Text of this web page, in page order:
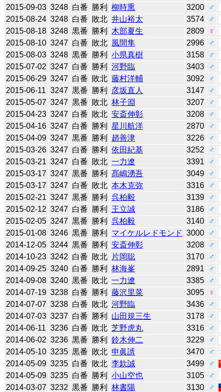
2015-09-03 3248 白番 勝利 柳時熏 3200
♂
2015-08-24 3248 白番 敗北 井山裕太 3574
♂
2015-08-18 3248 黒番 勝利 木部夏生 2809
♀
2015-08-10 3247 白番 敗北 風間隼 2996
♂
2015-08-03 3248 黒番 勝利 小県真樹 3158
♂
2015-07-02 3247 白番 勝利 河野臨 3403
♂
2015-06-29 3247 白番 敗北 藤村洋輔 3092
♂
2015-06-11 3247 黒番 勝利 彦坂直人 3147
♂
2015-05-07 3247 黒番 敗北 林子淵 3207
♂
2015-04-23 3247 白番 敗北 安斎伸彰 3208
♂
2015-04-16 3247 白番 勝利 星川航洋 2870
♂
2015-04-09 3247 黒番 勝利 趙善津 3226
♂
2015-03-26 3247 白番 勝利 依田紀基 3252
♂
2015-03-21 3247 白番 敗北 一力遼 3391
♂
2015-03-17 3247 黒番 勝利 髙嶋湧吾 3049
♂
2015-03-17 3247 白番 敗北 本木克弥 3316
♂
2015-02-21 3247 黒番 勝利 呉柏毅 3139
♂
2015-02-12 3247 白番 勝利 王立誠 3186
♂
2015-02-05 3247 黒番 勝利 呉柏毅 3140
♂
2015-01-08 3246 黒番 勝利 マイケルレドモンド 3000
♂
2014-12-05 3244 黒番 勝利 安斎伸彰 3208
♂
2014-10-23 3242 白番 敗北 片岡聡 3170
♂
2014-09-25 3240 白番 勝利 林海峯 2891
♂
2014-09-08 3240 黒番 敗北 一力遼 3385
♂
2014-07-19 3238 白番 勝利 藤沢里菜 3095
♀
2014-07-07 3238 白番 敗北 河野臨 3436
♂
2014-07-03 3237 白番 勝利 山田規三生 3178
♂
2014-06-11 3236 白番 敗北 芝野虎丸 3316
♂
2014-06-02 3236 黒番 勝利 鈴木伸二 3229
♂
2014-05-10 3235 黒番 敗北 申眞諝 3470
♂
2014-05-09 3235 白番 敗北 李欽誠 3499
♂
2014-05-09 3235 白番 勝利 小山空也 3105
♂
2014-03-07 3232 黒番 勝利 林書陽 3130
♂